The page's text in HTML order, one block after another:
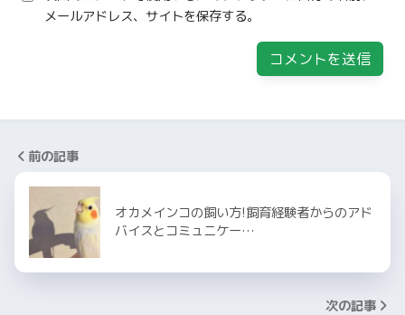
メールアドレス、サイトを保存する。
前の記事
オカメインコの飼い方!飼育経験者からのアド
バイスとコミュニケー…
次の記事